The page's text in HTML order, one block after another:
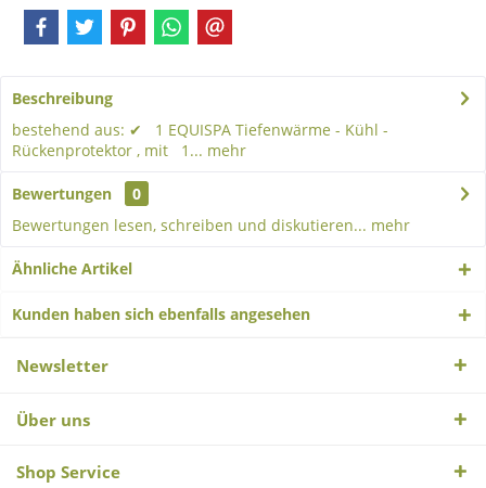
Beschreibung
bestehend aus: ✔ 1 EQUISPA Tiefenwärme - Kühl -
Rückenprotektor , mit 1... mehr
Bewertungen
0
Bewertungen lesen, schreiben und diskutieren... mehr
Ähnliche Artikel
Kunden haben sich ebenfalls angesehen
Newsletter
Über uns
Shop Service